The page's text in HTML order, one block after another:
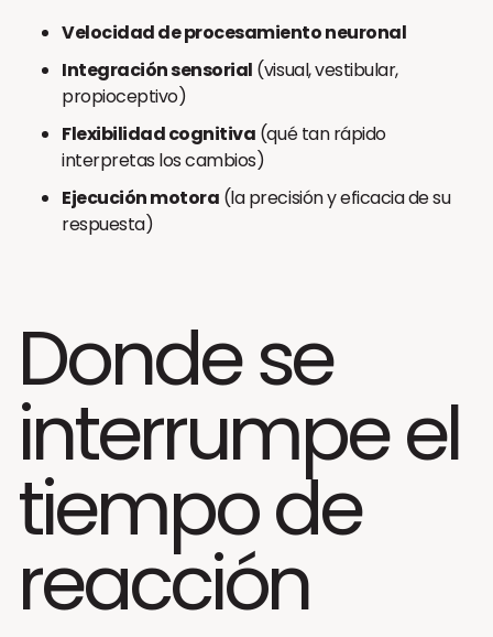
Velocidad de procesamiento neuronal
Integración sensorial (visual, vestibular,
propioceptivo)
Flexibilidad cognitiva (qué tan rápido
interpretas los cambios)
Ejecución motora (la precisión y eficacia de su
respuesta)
Donde se
interrumpe el
tiempo de
reacción